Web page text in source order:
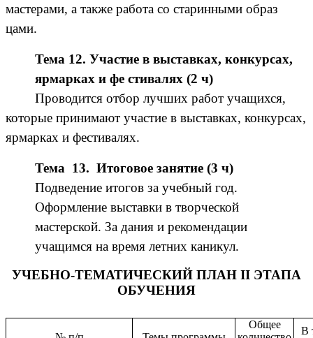
мастерами, а также работа со старинными образ
цами.
Тема 12. Участие в выставках, конкурсах,
ярмарках и фе стивалях (2 ч)
Проводится отбор лучших работ учащихся,
которые принимают участие в выставках, конкурсах,
ярмарках и фестивалях.
Тема 13. Итоговое занятие (3 ч)
Подведение итогов за учебный год.
Оформление выставки в творческой
мастерской. За дания и рекомендации
учащимся на время летних каникул.
УЧЕБНО-ТЕМАТИЧЕСКИЙ ПЛАН II ЭТАПА
ОБУЧЕНИЯ
Общее
В